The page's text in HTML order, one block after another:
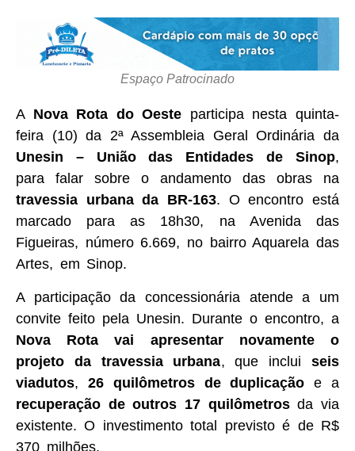
Espaço Patrocinado
A Nova Rota do Oeste participa nesta quinta-
feira (10) da 2ª Assembleia Geral Ordinária da
Unesin – União das Entidades de Sinop,
para falar sobre o andamento das obras na
travessia urbana da BR-163. O encontro está
marcado para as 18h30, na Avenida das
Figueiras, número 6.669, no bairro Aquarela das
Artes, em Sinop.
A participação da concessionária atende a um
convite feito pela Unesin. Durante o encontro, a
Nova Rota vai apresentar novamente o
projeto da travessia urbana, que inclui seis
viadutos, 26 quilômetros de duplicação e a
recuperação de outros 17 quilômetrosda via
existente. O investimento total previsto é de R$
370 milhões.